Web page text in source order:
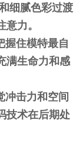
细腻色彩过渡
力。
握住模特最自
满生命力和感
冲击力和空间
技术在后期处